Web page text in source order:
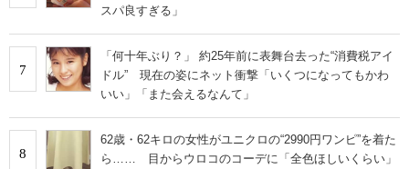
スパ良すぎる」
7
「何十年ぶり？」 約25年前に表舞台去った“消費税アイ
ドル” 現在の姿にネット衝撃「いくつになってもかわ
いい」「また会えるなんて」
8
62歳・62キロの女性がユニクロの“2990円ワンピ”を着た
ら…… 目からウロコのコーデに「全色ほしいくらい」